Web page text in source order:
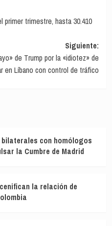
primer trimestre, hasta 30.410
Siguiente:
de Trump por la «idiotez» de
en Líbano con control de tráfico
con homólogos
la Cumbre de Madrid
la relación de